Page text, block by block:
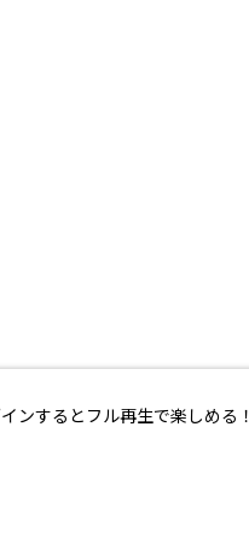
ンするとフル再生で楽しめる！